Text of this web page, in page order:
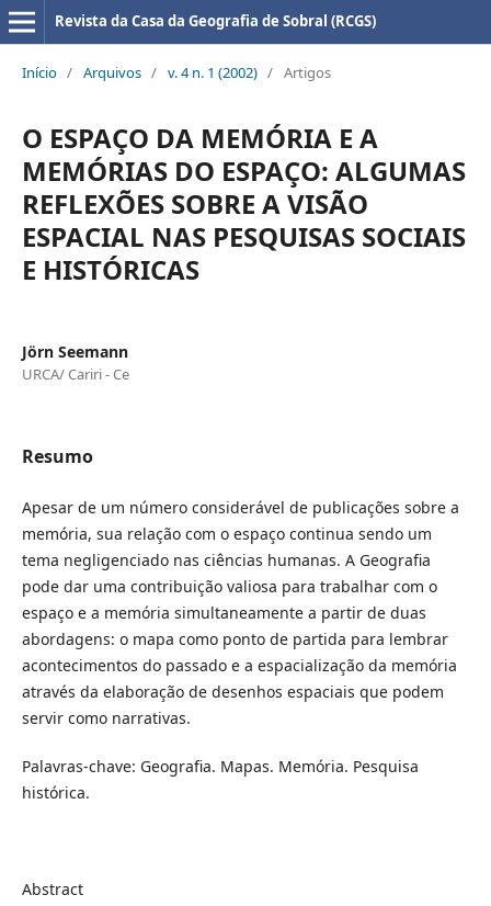
Revista da Casa da Geografia de Sobral (RCGS)
Início / Arquivos / v. 4 n. 1 (2002) / Artigos
O ESPAÇO DA MEMÓRIA E A
MEMÓRIAS DO ESPAÇO: ALGUMAS
REFLEXÕES SOBRE A VISÃO
ESPACIAL NAS PESQUISAS SOCIAIS
E HISTÓRICAS
Jörn Seemann
URCA/ Cariri - Ce
Resumo
Apesar de um número considerável de publicações sobre a
memória, sua relação com o espaço continua sendo um
tema negligenciado nas ciências humanas. A Geografia
pode dar uma contribuição valiosa para trabalhar com o
espaço e a memória simultaneamente a partir de duas
abordagens: o mapa como ponto de partida para lembrar
acontecimentos do passado e a espacialização da memória
através da elaboração de desenhos espaciais que podem
servir como narrativas.
Palavras-chave: Geografia. Mapas. Memória. Pesquisa
histórica.
Abstract